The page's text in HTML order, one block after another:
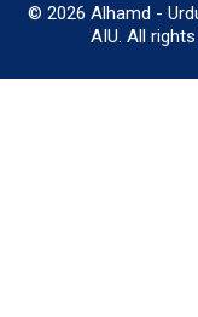
© 2026 Alhamd -
AIU. All